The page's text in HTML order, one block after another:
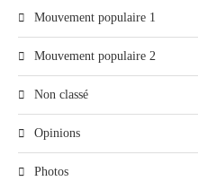
Mouvement populaire 1
Mouvement populaire 2
Non classé
Opinions
Photos